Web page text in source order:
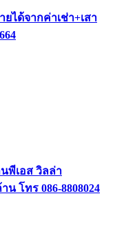
ยได้จากค่าเช่า+เสา
พีเอส วิลล่า
โทร 086-8808024